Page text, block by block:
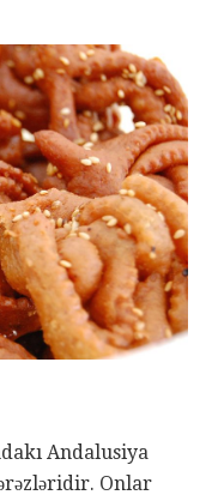
Andalusiya
Onlar